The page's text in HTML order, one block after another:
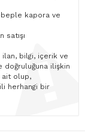
kapora ve
satışı
ilan, bilgi, içerik ve
doğruluğuna ilişkin
ait olup,
herhangi bir